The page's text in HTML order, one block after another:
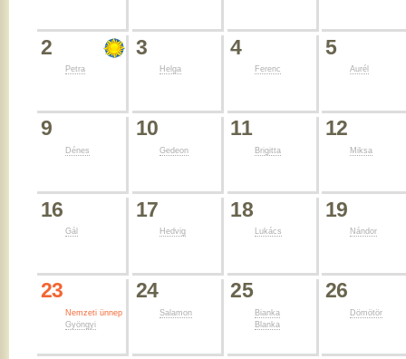
2
Petra
3
Helga
4
Ferenc
5
Aurél
9
Dénes
10
Gedeon
11
Brigitta
12
Miksa
16
Gál
17
Hedvig
18
Lukács
19
Nándor
23
Nemzeti ünnep
Gyöngyi
24
Salamon
25
Bianka
Blanka
26
Dömötör